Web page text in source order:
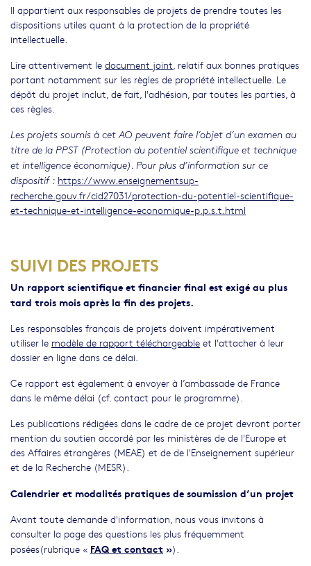
Il appartient aux responsables de projets de prendre toutes les
dispositions utiles quant à la protection de la propriété
intellectuelle.
Lire attentivement le document joint , relatif aux bonnes pratiques
portant notamment sur les règles de propriété intellectuelle. Le
dépôt du projet inclut, de fait, l'adhésion, par toutes les parties, à
ces règles.
Les projets soumis à cet AO peuvent faire l’objet d’un examen au
titre de la PPST (Protection du potentiel scientifique et technique
et intelligence économique). Pour plus d’information sur ce
dispositif : https://www.enseignementsup-
recherche.gouv.fr/cid27031/protection-du-potentiel-scientifique-
et-technique-et-intelligence-economique-p.p.s.t.html
SUIVI DES PROJETS
Un rapport scientifique et financier final est exigé au plus
tard trois mois après la fin des projets.
Les responsables français de projets doivent impérativement
utiliser le modèle de rapport téléchargeable et l'attacher à leur
dossier en ligne dans ce délai.
Ce rapport est également à envoyer à l’ambassade de France
dans le même délai (cf. contact pour le programme).
Les publications rédigées dans le cadre de ce projet devront porter
mention du soutien accordé par les ministères de de l'Europe et
des Affaires étrangères (MEAE) et de de l'Enseignement supérieur
et de la Recherche (MESR).
Calendrier et modalités pratiques de soumission d’un projet
Avant toute demande d'information, nous vous invitons à
consulter la page des questions les plus fréquemment
posées(rubrique « FAQ et contact »).